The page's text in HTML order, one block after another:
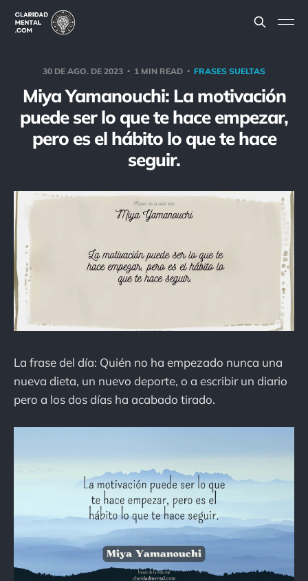
30 DE AGO. DE 2023 1 MIN READ FRASES SUELTAS
Miya Yamanouchi: La motivación
puede ser lo que te hace empezar,
pero es el hábito lo que te hace
seguir.
La frase del día: Quién no ha empezado nunca una
nueva dieta, un nuevo deporte, o a escribir un diario
pero a los dos días ha acabado tirado.